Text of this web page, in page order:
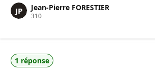
t
s
p
u
t
Jean-Pierre FORESTIER
310P
s
d
e
1 réponse